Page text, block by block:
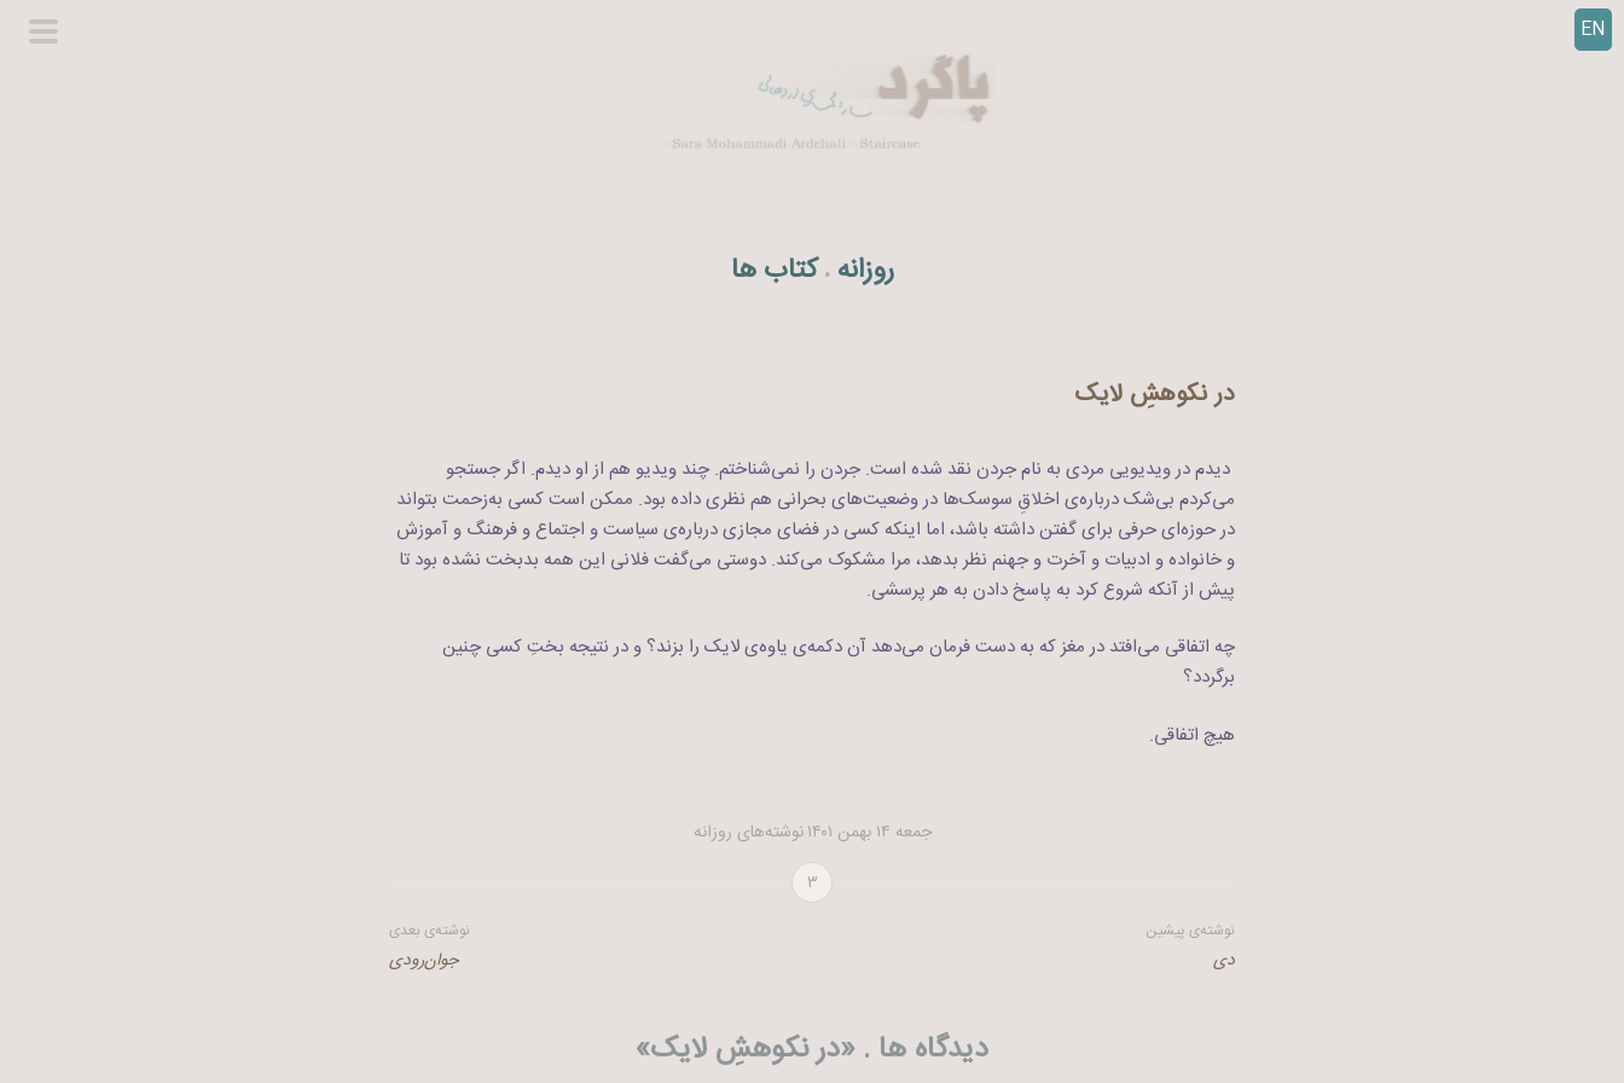
EN
روزانه . کتاب ها
در نکوهشِ لایک
دیدم در ویدیویی مردی به نام جردن نقد شده است. جردن را نمی‌شناختم. چند ویدیو هم از او دیدم. اگر جستجو
می‌کردم بی‌شک درباره‌ی اخلاقِ سوسک‌ها در وضعیت‌های بحرانی هم نظری داده بود. ممکن است کسی به‌زحمت بتواند
در حوزه‌ای حرفی برای گفتن داشته باشد، اما اینکه کسی در فضای مجازی درباره‌ی سیاست و اجتماع و فرهنگ و آموزش
و خانواده و ادبیات و آخرت و جهنم نظر بدهد،‌ مرا مشکوک می‌کند. دوستی می‌گفت فلانی این همه بدبخت نشده بود تا
پیش از آنکه شروع کرد به پاسخ دادن به هر پرسشی.
چه اتفاقی می‌افتد در مغز که به دست فرمان می‌دهد آن دکمه‌ی یاوه‌ی لایک را بزند؟ و در نتیجه بختِ کسی چنین
برگردد؟
هیچ اتفاقی.
جمعه ۱۴ بهمن ۱۴۰۱
نوشته‌های روزانه
۳
راهبری
نوشته‌ی پیشین
دی
نوشته‌ی بعدی
جوان‌رودی
دیدگاه ها . «در نکوهشِ لایک»